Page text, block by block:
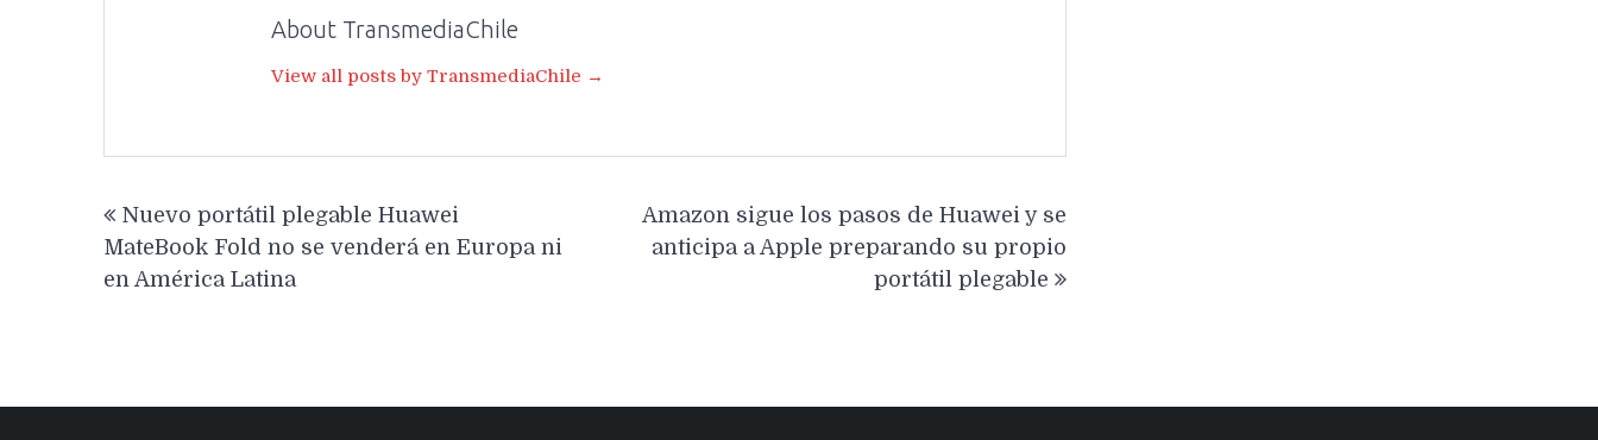
About TransmediaChile
View all posts by TransmediaChile →
de
entradas
Nuevo portátil plegable Huawei
MateBook Fold no se venderá en Europa ni
en América Latina
Amazon sigue los pasos de Huawei y se
anticipa a Apple preparando su propio
portátil plegable